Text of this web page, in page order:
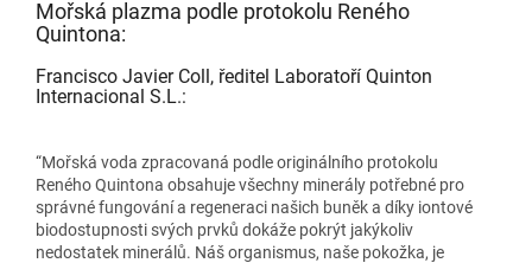
Mořská plazma podle protokolu Reného
Quintona:
Francisco Javier Coll, ředitel Laboratoří Quinton
Internacional S.L.:
“Mořská voda zpracovaná podle originálního protokolu
Reného Quintona obsahuje všechny minerály potřebné pro
správné fungování a regeneraci našich buněk a díky iontové
biodostupnosti svých prvků dokáže pokrýt jakýkoliv
nedostatek minerálů. Náš organismus, naše pokožka, je